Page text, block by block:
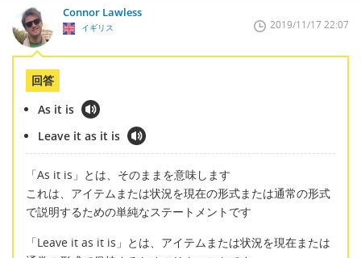
Connor Lawless
イギリス 2019/11/17 22:07
回答
As it is
Leave it as it is
「As it is」とは、そのままを意味します
これは、アイテムまたは状況を現在の形式または通常の形式
で説明するための単純なステートメントです
「Leave it as it is」とは、アイテムまたは状況を現在または